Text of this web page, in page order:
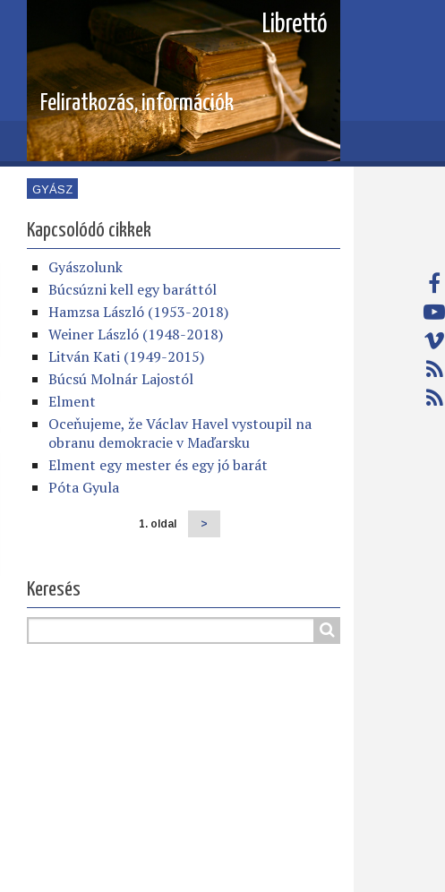
Librettó
Feliratkozás, információk
GYÁSZ
Kapcsolódó cikkek
Gyászolunk
Búcsúzni kell egy baráttól
Hamzsa László (1953-2018)
Weiner László (1948-2018)
Litván Kati (1949-2015)
Búcsú Molnár Lajostól
Elment
Oceňujeme, že Václav Havel vystoupil na
obranu demokracie v Maďarsku
Elment egy mester és egy jó barát
Póta Gyula
1. oldal
Következő
oldal
>
Keresés